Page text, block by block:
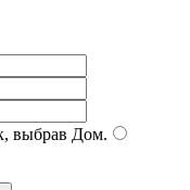
выбрав Дом.